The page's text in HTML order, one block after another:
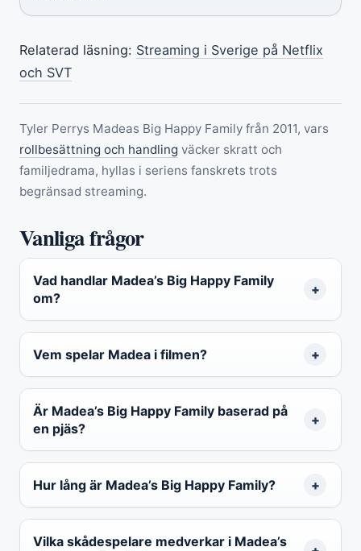
Relaterad läsning: Streaming i Sverige på Netflix
och SVT
Tyler Perrys Madeas Big Happy Family från 2011, vars
rollbesättning och handling väcker skratt och
familjedrama, hyllas i seriens fanskrets trots
begränsad streaming.
Vanliga frågor
Vad handlar Madea’s Big Happy Family
om?
Vem spelar Madea i filmen?
Är Madea’s Big Happy Family baserad på
en pjäs?
Hur lång är Madea’s Big Happy Family?
Vilka skådespelare medverkar i Madea’s